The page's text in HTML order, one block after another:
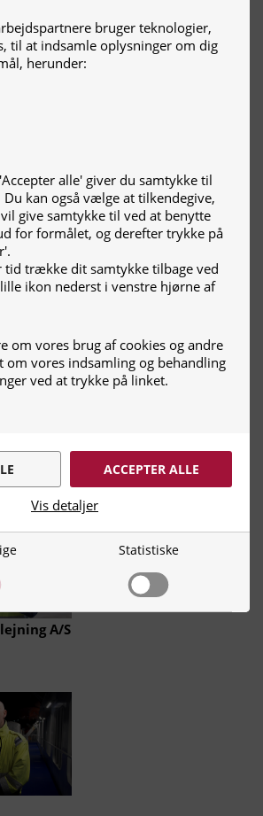
bruger teknologier,
til at indsamle oplysninger om dig
herunder:
alle' giver du samtykke til
kan også vælge at tilkendegive,
give samtykke til ved at benytte
for formålet, og derefter trykke på
tid trække dit samtykke tilbage ved
ikon nederst i venstre hjørne af
om vores brug af cookies og andre
om vores indsamling og behandling
ved at trykke på linket.
ACCEPTER ALLE
Vis detaljer
cookies hjælper med at
en hjemmeside brugbar ved at
grundlæggende funktioner,
side-navigation og adgang til
oplysninger om, hvordan
interagerer med hjemmesiden,
hvor ofte du besøger siden, og
sider du kigger på. Det gør vi for
optimere design,
Statistiske
DK
A/S